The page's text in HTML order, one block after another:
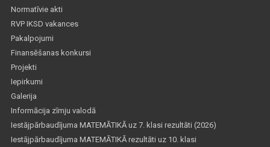
Normatīvie akti
RVP IKSD vakances
Pakalpojumi
Finansēšanas konkursi
Projekti
Iepirkumi
Galerija
Informācija zīmju valodā
Iestājpārbaudījuma MATEMĀTIKĀ uz 7. klasi rezultāti (2026)
Iestājpārbaudījuma MATEMĀTIKĀ rezultāti uz 10. klasi